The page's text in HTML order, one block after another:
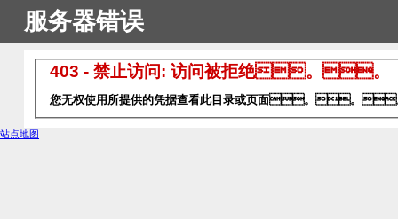
服务器错误
403 - 禁止访问: 访问被拒绝。。
您无权使用所提供的凭据查看此目录或页面。。
站点地图